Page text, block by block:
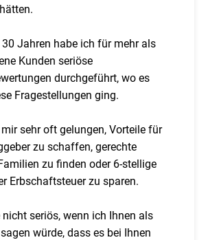
Jahren habe ich für mehr als
Kunden seriöse
durchgeführt, wo es
Fragestellungen ging.
sehr oft gelungen, Vorteile für
zu schaffen, gerechte
zu finden oder 6-stellige
Erbschaftsteuer zu sparen.
seriös, wenn ich Ihnen als
würde, dass es bei Ihnen